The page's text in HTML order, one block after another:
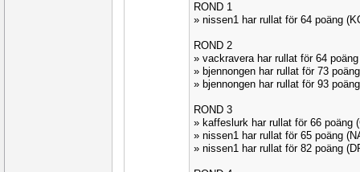
ROND 1
» nissen1 har rullat för 64 poäng
ROND 2
» vackravera har rullat för 64
» bjennongen har rullat för 73
» bjennongen har rullat för 93
ROND 3
» kaffeslurk har rullat för 66 poäng
» nissen1 har rullat för 65 poäng
» nissen1 har rullat för 82 poäng